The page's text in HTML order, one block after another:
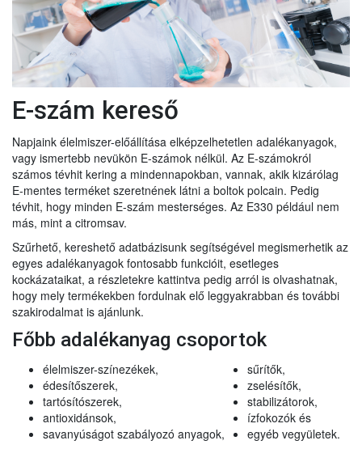
E-szám kereső
Napjaink élelmiszer-előállítása elképzelhetetlen adalékanyagok,
vagy ismertebb nevükön E-számok nélkül. Az E-számokról
számos tévhit kering a mindennapokban, vannak, akik kizárólag
E-mentes terméket szeretnének látni a boltok polcain. Pedig
tévhit, hogy minden E-szám mesterséges. Az E330 például nem
más, mint a citromsav.
Szűrhető, kereshető adatbázisunk segítségével megismerhetik az
egyes adalékanyagok fontosabb funkcióit, esetleges
kockázataikat, a részletekre kattintva pedig arról is olvashatnak,
hogy mely termékekben fordulnak elő leggyakrabban és további
szakirodalmat is ajánlunk.
Főbb adalékanyag csoportok
élelmiszer-színezékek,
édesítőszerek,
tartósítószerek,
antioxidánsok,
savanyúságot szabályozó anyagok,
sűrítők,
zselésítők,
stabilizátorok,
ízfokozók és
egyéb vegyületek.